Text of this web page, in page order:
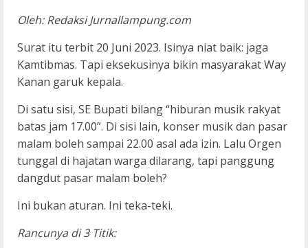
Oleh: Redaksi Jurnallampung.com
Surat itu terbit 20 Juni 2023. Isinya niat baik: jaga
Kamtibmas. Tapi eksekusinya bikin masyarakat Way
Kanan garuk kepala.
Di satu sisi, SE Bupati bilang “hiburan musik rakyat
batas jam 17.00”. Di sisi lain, konser musik dan pasar
malam boleh sampai 22.00 asal ada izin. Lalu Orgen
tunggal di hajatan warga dilarang, tapi panggung
dangdut pasar malam boleh?
Ini bukan aturan. Ini teka-teki.
Rancunya di 3 Titik: